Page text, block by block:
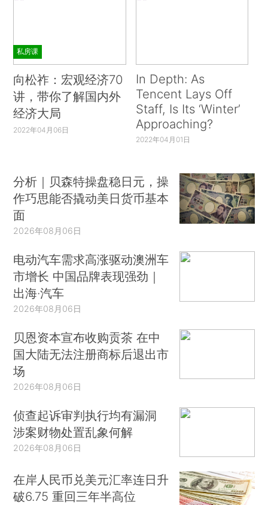
私房课
向松祚：宏观经济70
讲，带你了解国内外
经济大局
2022年04月06日
In Depth: As
Tencent Lays Off
Staff, Is Its ‘Winter’
Approaching?
2022年04月01日
分析｜贝森特操盘稳日元，操
作巧思能否撬动美日货币基本
面
2026年08月06日
电动汽车需求高涨驱动澳洲车
市增长 中国品牌表现强劲｜
出海·汽车
2026年08月06日
贝恩资本宣布收购贡茶 在中
国大陆无法注册商标后退出市
场
2026年08月06日
侦查起诉审判执行均有漏洞
涉案财物处置乱象何解
2026年08月06日
在岸人民币兑美元汇率连日升
破6.75 重回三年半高位